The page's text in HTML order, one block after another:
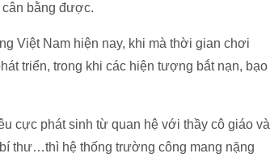
bằng được.
Việt Nam hiện nay, khi mà thời gian chơi
triển, trong khi các hiện tượng bắt nạn, bạo
cực phát sinh từ quan hệ với thầy cô giáo và
thư…thì hệ thống trường công mang nặng